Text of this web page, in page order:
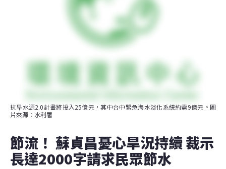
抗旱水源2.0計畫將投入25億元，其中台中緊急海水淡化系統約需9億元。圖
片來源：水利署
節流！ 蘇貞昌憂心旱況持續 裁示
長達2000字請求民眾節水